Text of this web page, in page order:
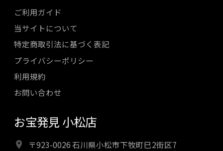
ご利用ガイド
当サイトについて
特定商取引法に基づく表記
プライバシーポリシー
利用規約
お問い合わせ
お宝発見 小松店
〒923-0026 石川県小松市下牧町巳2街区7